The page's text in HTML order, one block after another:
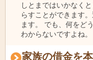
しとまではいかなく
らすことができます
ます。 でも、何をど
わからないですよね。
家族の借金を